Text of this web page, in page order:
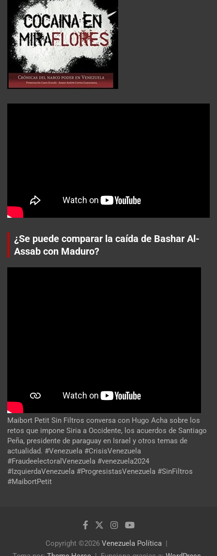
¿Se puede comparar la caída de Bashar Al-
Assab con Maduro?
Maibort Petit Sin Filtros conversa con Hugo Acha sobre los
retos que impone Siria a Occidente, los acuerdos de Santiago
Peña, presidente de paraguay en Israel y otros temas de
actualidad. #Venezuela #CrisisVenezuela
#FraudeelectoralVenezuela #venezuela2024
#IzquierdaVenezuela #ProgresistasVenezuela #SinFiltros
#MaibortPetit
Copyright ©2026 Venezuela Política